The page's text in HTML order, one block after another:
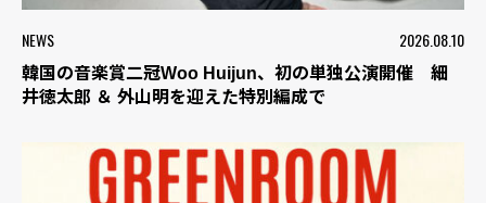
NEWS 2026.08.10
韓国の音楽賞二冠Woo Huijun、初の単独公演開催 細
井徳太郎 ＆ 外山明を迎えた特別編成で